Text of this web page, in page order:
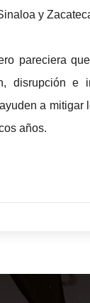
y
pareciera
disrupción
a
años.